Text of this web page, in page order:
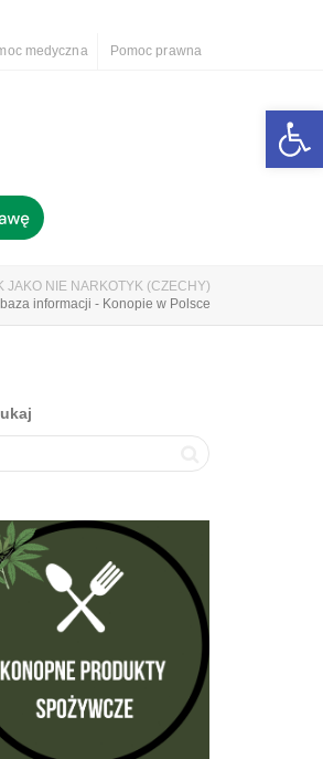
medyczna Pomoc prawna
JAKO NIE NARKOTYK (CZECHY)
informacji - Konopie w Polsce